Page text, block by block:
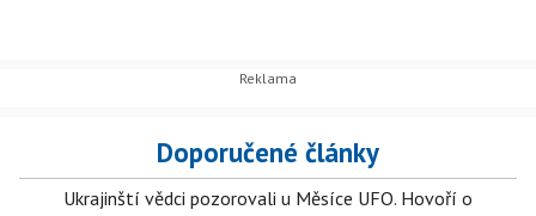
Doporučené články
Ukrajinští vědci pozorovali u Měsíce UFO. Hovoří o